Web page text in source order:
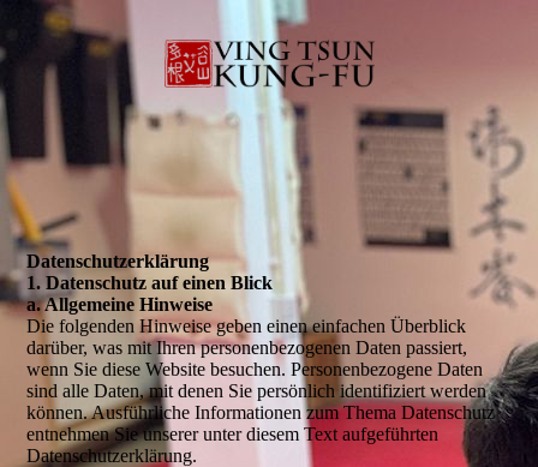
Daten­­schutz­­erklärung
1. Datenschutz auf einen Blick
a. Allgemeine Hinweise
Die folgenden Hinweise geben einen einfachen Überblick
darüber, was mit Ihren personenbezogenen Daten passiert,
wenn Sie diese Website besuchen. Personenbezogene Daten
sind alle Daten, mit denen Sie persönlich identifiziert werden
können. Ausführliche Informationen zum Thema Datenschutz
entnehmen Sie unserer unter diesem Text aufgeführten
Datenschutzerklärung.